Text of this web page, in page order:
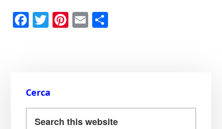
Fa T Pi E
Cerca